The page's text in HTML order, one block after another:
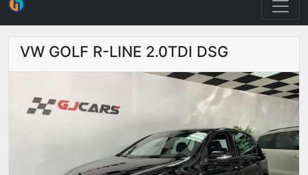
VW GOLF R-LINE 2.0TDI DSG